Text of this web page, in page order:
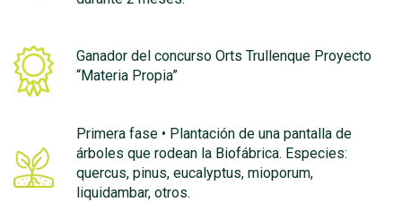
Ganador del concurso Orts Trullenque Proyecto
“Materia Propia”
Primera fase • Plantación de una pantalla de
árboles que rodean la Biofábrica. Especies:
quercus, pinus, eucalyptus, mioporum,
liquidambar, otros.